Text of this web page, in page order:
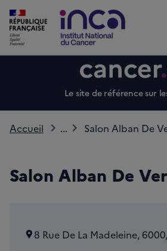
Le site de référence sur
Accueil ... Salon Alban De
Salon Alban De
8 Rue De La Madeleine,